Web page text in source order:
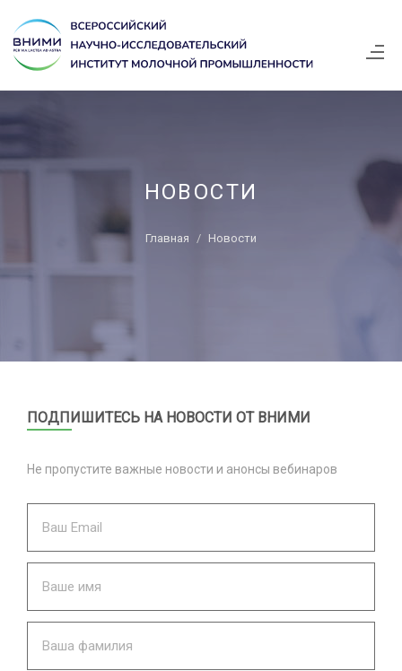
НОВОСТИ
Главная Новости
ПОДПИШИТЕСЬ НА НОВОСТИ ОТ ВНИМИ
Не пропустите важные новости и анонсы вебинаров